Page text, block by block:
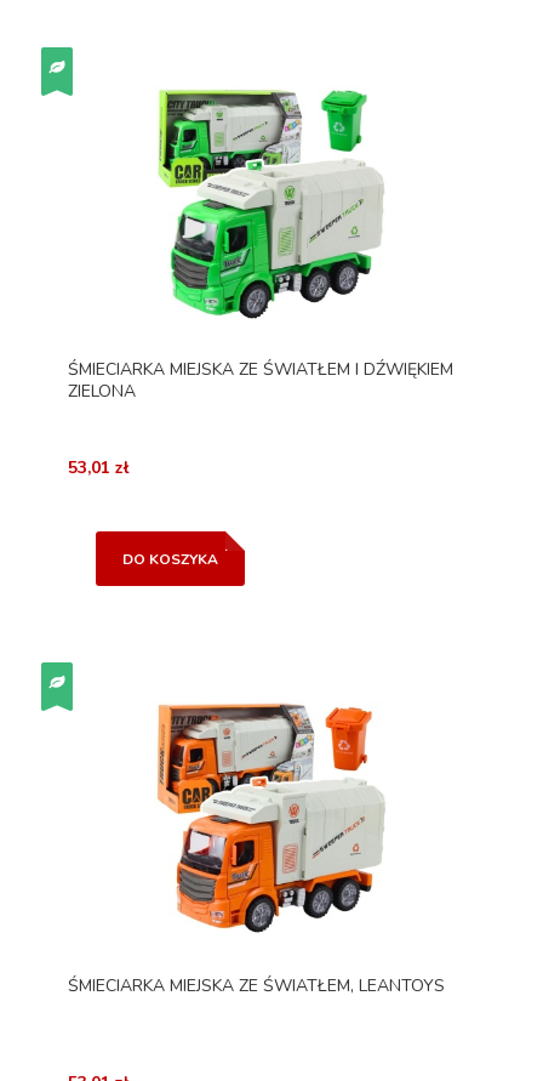
ŚMIECIARKA MIEJSKA ZE ŚWIATŁEM I DŹWIĘKIEM
ZIELONA
53,01 zł
DO KOSZYKA
ŚMIECIARKA MIEJSKA ZE ŚWIATŁEM, LEANTOYS